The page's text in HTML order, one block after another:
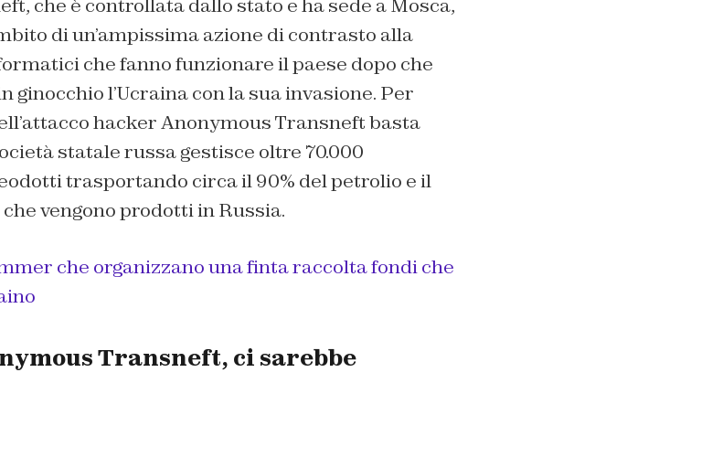
che è controllata dallo stato e ha sede a Mosca,
di un’ampissima azione di contrasto alla
che fanno funzionare il paese dopo che
ginocchio l’Ucraina con la sua invasione. Per
hacker Anonymous Transneft basta
statale russa gestisce oltre 70.000
trasportando circa il 90% del petrolio e il
vengono prodotti in Russia.
che organizzano una finta raccolta fondi che
Transneft, ci sarebbe